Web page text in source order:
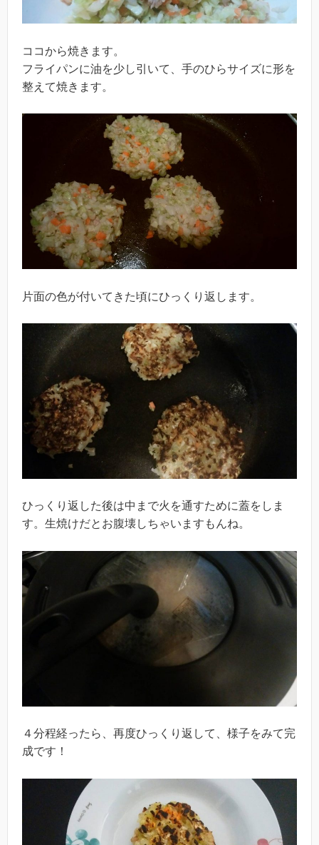
ココから焼きます。
フライパンに油を少し引いて、手のひらサイズに形を
整えて焼きます。
片面の色が付いてきた頃にひっくり返します。
ひっくり返した後は中まで火を通すために蓋をしま
す。生焼けだとお腹壊しちゃいますもんね。
４分程経ったら、再度ひっくり返して、様子をみて完
成です！